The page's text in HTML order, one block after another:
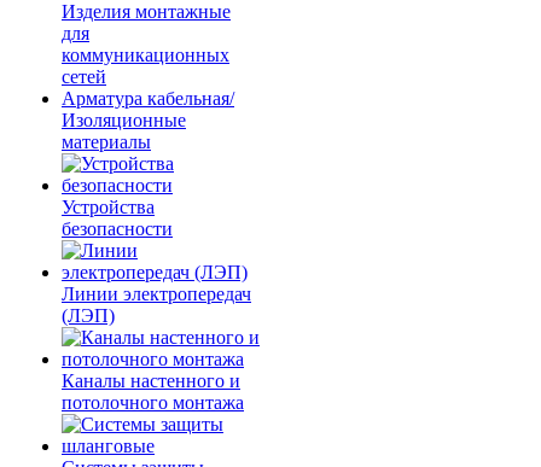
Изделия монтажные
для
коммуникационных
сетей
Арматура кабельная/
Изоляционные
материалы
Устройства
безопасности
Линии электропередач
(ЛЭП)
Каналы настенного и
потолочного монтажа